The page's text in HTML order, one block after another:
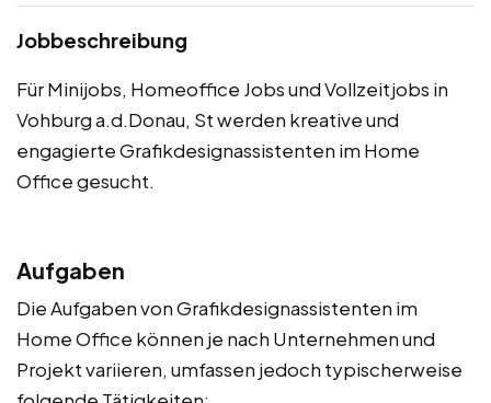
Jobbeschreibung
Für Minijobs, Homeoffice Jobs und Vollzeitjobs in
Vohburg a.d.Donau, St werden kreative und
engagierte Grafikdesignassistenten im Home
Office gesucht.
Aufgaben
Die Aufgaben von Grafikdesignassistenten im
Home Office können je nach Unternehmen und
Projekt variieren, umfassen jedoch typischerweise